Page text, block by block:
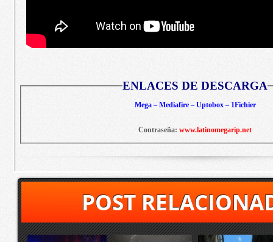
ENLACES DE DESCARGA
Mega – Mediafire – Uptobox – 1Fichier
Contraseña: www.latinomegarip.net
POST